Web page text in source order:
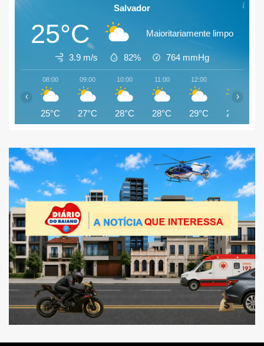
Salvador
25°C Maioritariamente limpo
3.9 m/s 82% 764 mmHg
08:00
25°C
09:00
27°C
10:00
28°C
11:00
28°C
12:00
29°C 29°C
‹ ›